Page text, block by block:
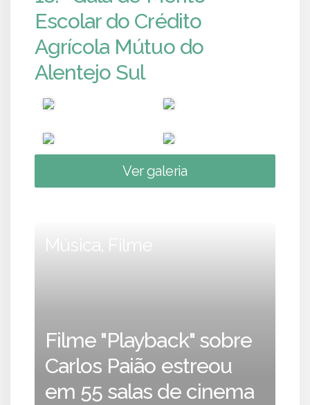
Escolar do Crédito
Agrícola Mútuo do
Alentejo Sul
Ver galeria
Música, Filme
Filme "Playback" sobre
Carlos Paião estreou
em 55 salas de cinema